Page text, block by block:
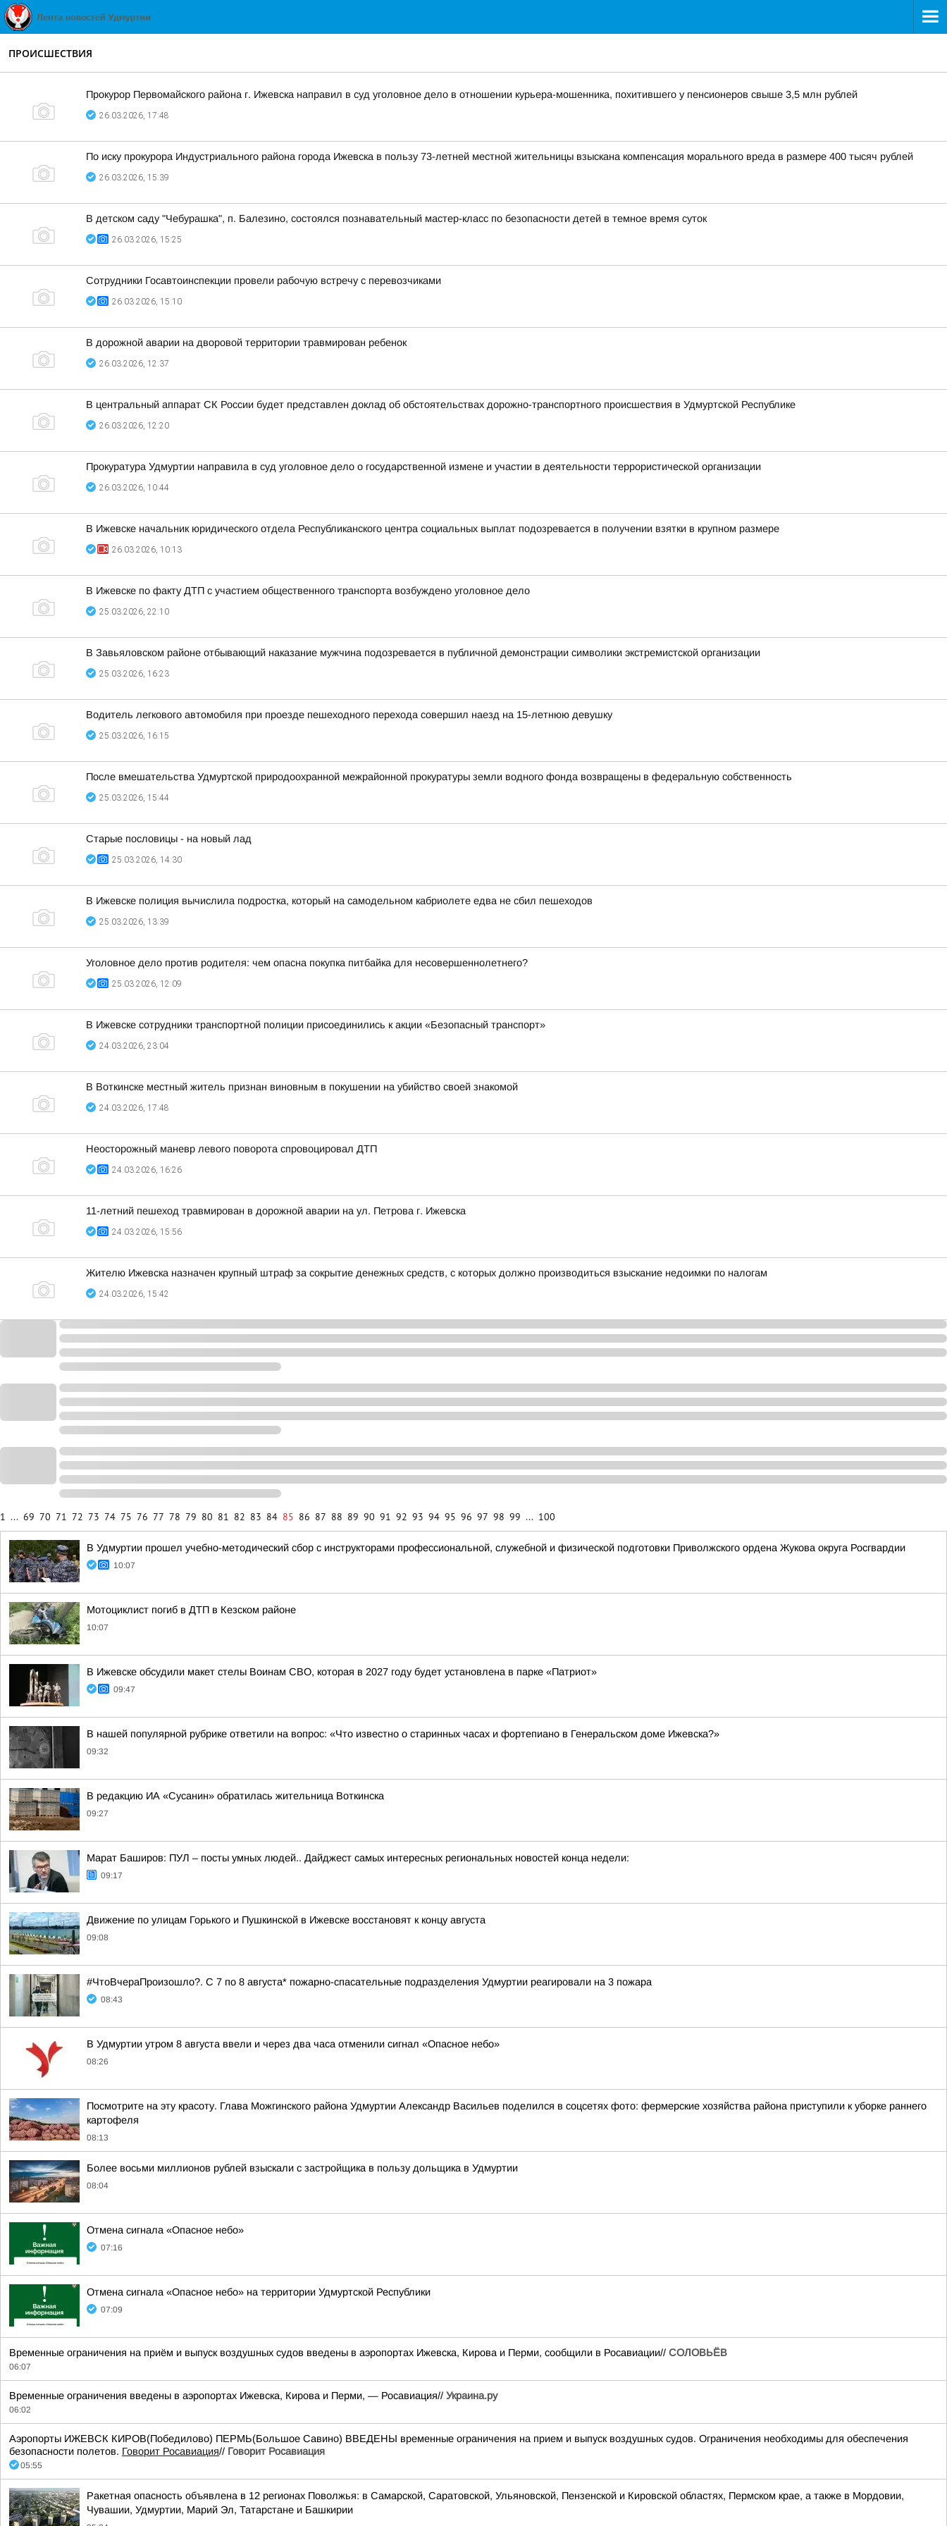
ПРОИСШЕСТВИЯ
Прокурор Первомайского района г. Ижевска направил в суд уголовное дело в отношении курьера-мошенника, похитившего у пенсионеров свыше 3,5 млн рублей
26.03.2026, 17:48
По иску прокурора Индустриального района города Ижевска в пользу 73-летней местной жительницы взыскана компенсация морального вреда в размере 400 тысяч рублей
26.03.2026, 15:39
В детском саду "Чебурашка", п. Балезино, состоялся познавательный мастер-класс по безопасности детей в темное время суток
26.03.2026, 15:25
Сотрудники Госавтоинспекции провели рабочую встречу с перевозчиками
26.03.2026, 15:10
В дорожной аварии на дворовой территории травмирован ребенок
26.03.2026, 12:37
В центральный аппарат СК России будет представлен доклад об обстоятельствах дорожно-транспортного происшествия в Удмуртской Республике
26.03.2026, 12:20
Прокуратура Удмуртии направила в суд уголовное дело о государственной измене и участии в деятельности террористической организации
26.03.2026, 10:44
В Ижевске начальник юридического отдела Республиканского центра социальных выплат подозревается в получении взятки в крупном размере
26.03.2026, 10:13
В Ижевске по факту ДТП с участием общественного транспорта возбуждено уголовное дело
25.03.2026, 22:10
В Завьяловском районе отбывающий наказание мужчина подозревается в публичной демонстрации символики экстремистской организации
25.03.2026, 16:23
Водитель легкового автомобиля при проезде пешеходного перехода совершил наезд на 15-летнюю девушку
25.03.2026, 16:15
После вмешательства Удмуртской природоохранной межрайонной прокуратуры земли водного фонда возвращены в федеральную собственность
25.03.2026, 15:44
Старые пословицы - на новый лад
25.03.2026, 14:30
В Ижевске полиция вычислила подростка, который на самодельном кабриолете едва не сбил пешеходов
25.03.2026, 13:39
Уголовное дело против родителя: чем опасна покупка питбайка для несовершеннолетнего?
25.03.2026, 12:09
В Ижевске сотрудники транспортной полиции присоединились к акции «Безопасный транспорт»
24.03.2026, 23:04
В Воткинске местный житель признан виновным в покушении на убийство своей знакомой
24.03.2026, 17:48
Неосторожный маневр левого поворота спровоцировал ДТП
24.03.2026, 16:26
11-летний пешеход травмирован в дорожной аварии на ул. Петрова г. Ижевска
24.03.2026, 15:56
Жителю Ижевска назначен крупный штраф за сокрытие денежных средств, с которых должно производиться взыскание недоимки по налогам
24.03.2026, 15:42
1 ... 69 70 71 72 73 74 75 76 77 78 79 80 81 82 83 84 85 86 87 88 89 90 91 92 93 94 95 96 97 98 99 ... 100
В Удмуртии прошел учебно-методический сбор с инструкторами профессиональной, служебной и физической подготовки Приволжского ордена Жукова округа Росгвардии
10:07
Мотоциклист погиб в ДТП в Кезском районе
10:07
В Ижевске обсудили макет стелы Воинам СВО, которая в 2027 году будет установлена в парке «Патриот»
09:47
В нашей популярной рубрике ответили на вопрос: «Что известно о старинных часах и фортепиано в Генеральском доме Ижевска?»
09:32
В редакцию ИА «Сусанин» обратилась жительница Воткинска
09:27
Марат Баширов: ПУЛ – посты умных людей.. Дайджест самых интересных региональных новостей конца недели:
09:17
Движение по улицам Горького и Пушкинской в Ижевске восстановят к концу августа
09:08
#ЧтоВчераПроизошло?. С 7 по 8 августа* пожарно-спасательные подразделения Удмуртии реагировали на 3 пожара
08:43
В Удмуртии утром 8 августа ввели и через два часа отменили сигнал «Опасное небо»
08:26
Посмотрите на эту красоту. Глава Можгинского района Удмуртии Александр Васильев поделился в соцсетях фото: фермерские хозяйства района приступили к уборке раннего
картофеля
08:13
Более восьми миллионов рублей взыскали с застройщика в пользу дольщика в Удмуртии
08:04
Отмена сигнала «Опасное небо»
07:16
Отмена сигнала «Опасное небо» на территории Удмуртской Республики
07:09
Временные ограничения на приём и выпуск воздушных судов введены в аэропортах Ижевска, Кирова и Перми, сообщили в Росавиации// СОЛОВЬЁВ
06:07
Временные ограничения введены в аэропортах Ижевска, Кирова и Перми, — Росавиация// Украина.ру
06:02
Аэропорты ИЖЕВСК КИРОВ(Победилово) ПЕРМЬ(Большое Савино) ВВЕДЕНЫ временные ограничения на прием и выпуск воздушных судов. Ограничения необходимы для обеспечения
безопасности полетов. Говорит Росавиация// Говорит Росавиация
05:55
Ракетная опасность объявлена в 12 регионах Поволжья: в Самарской, Саратовской, Ульяновской, Пензенской и Кировской областях, Пермском крае, а также в Мордовии,
Чувашии, Удмуртии, Марий Эл, Татарстане и Башкирии